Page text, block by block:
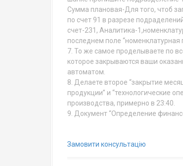
Сумма плановая-Для того, чтоб
по счет 91 в разрезе
счет-231, Аналитика-
последнем поле “номенклатурная
7. То же самое проделываете по
которое закрываются ваши
автоматом.
8. Делаете второе “закрытие
продукции” и “технологические
производства, примерно в 23:40.
9. Документ “Определение
Замовити консультацію